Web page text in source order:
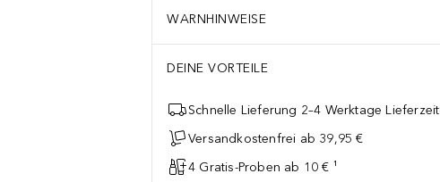
WARNHINWEISE
DEINE VORTEILE
Schnelle Lieferung 2–4 Werktage Lieferzeit
Versandkostenfrei ab 39,95 €
4 Gratis-Proben ab 10 € ¹